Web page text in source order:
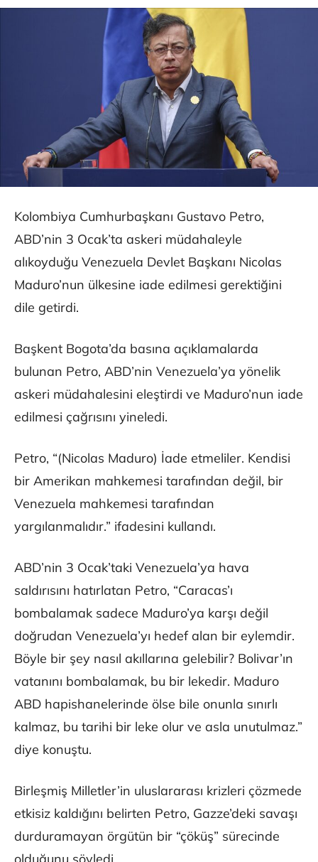
Kolombiya Cumhurbaşkanı Gustavo Petro,
ABD’nin 3 Ocak’ta askeri müdahaleyle
alıkoyduğu Venezuela Devlet Başkanı Nicolas
Maduro’nun ülkesine iade edilmesi gerektiğini
dile getirdi.
Başkent Bogota’da basına açıklamalarda
bulunan Petro, ABD’nin Venezuela’ya yönelik
askeri müdahalesini eleştirdi ve Maduro’nun iade
edilmesi çağrısını yineledi.
Petro, “(Nicolas Maduro) İade etmeliler. Kendisi
bir Amerikan mahkemesi tarafından değil, bir
Venezuela mahkemesi tarafından
yargılanmalıdır.” ifadesini kullandı.
ABD’nin 3 Ocak’taki Venezuela’ya hava
saldırısını hatırlatan Petro, “Caracas’ı
bombalamak sadece Maduro’ya karşı değil
doğrudan Venezuela’yı hedef alan bir eylemdir.
Böyle bir şey nasıl akıllarına gelebilir? Bolivar’ın
vatanını bombalamak, bu bir lekedir. Maduro
ABD hapishanelerinde ölse bile onunla sınırlı
kalmaz, bu tarihi bir leke olur ve asla unutulmaz.”
diye konuştu.
Birleşmiş Milletler’in uluslararası krizleri çözmede
etkisiz kaldığını belirten Petro, Gazze’deki savaşı
durduramayan örgütün bir “çöküş” sürecinde